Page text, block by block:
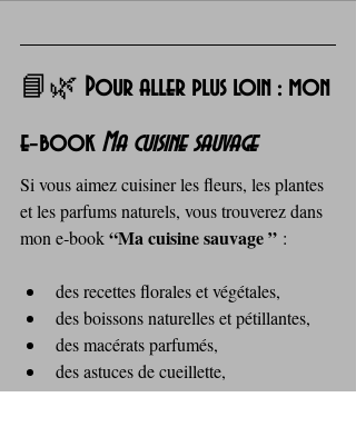
📘🌿 Pour aller plus loin : mon
e‑book Ma cuisine sauvage
Si vous aimez cuisiner les fleurs, les plantes
et les parfums naturels, vous trouverez dans
mon e‑book “Ma cuisine sauvage ” :
des recettes florales et végétales,
des boissons naturelles et pétillantes,
des macérats parfumés,
des astuces de cueillette,
et une approche simple, sensorielle et